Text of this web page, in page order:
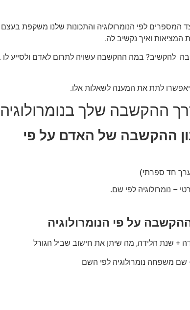
המספרים לפי הנומרולוגיה והתכונות שלנו משקפת
המציאות ואיך נקשיב לה.
להקשיב? במה ההקשבה עשויה לתרום לאדם ולסייע לו
לתת את המענה לשאלות אלו.
ההקשבה שלך
ההקשבה של האדם על פי
חד ספרתי)
– נומרולוגיה לפי שם.
ההקשבה על פי הנומרולוגיה
+ שנת הלידה, מה שיתן את חישוב שביל הגורל
שם משפחה נומרולוגיה לפי השם